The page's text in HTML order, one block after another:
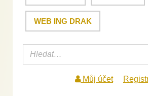
WEB ING DRAK
Můj účet